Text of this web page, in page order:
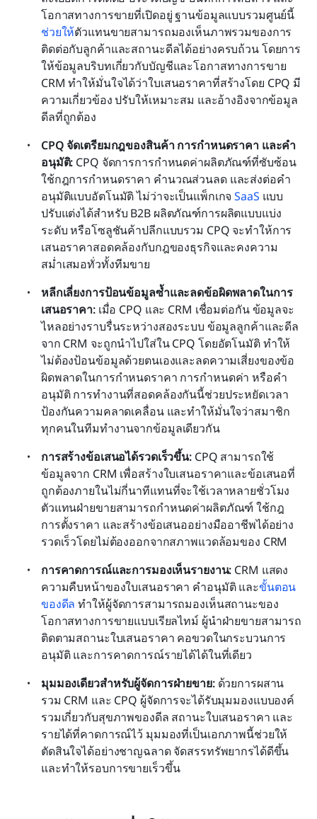
โอกาสทางการขายที่เปิดอยู่ ฐานข้อมูลแบบรวมศูนย์นี้
ช่วยให้ตัวแทนขายสามารถมองเห็นภาพรวมของการ
ติดต่อกับลูกค้าและสถานะดีลได้อย่างครบถ้วน โดยการ
ให้ข้อมูลบริบทเกี่ยวกับบัญชีและโอกาสทางการขาย
CRM ทำให้มั่นใจได้ว่าใบเสนอราคาที่สร้างโดย CPQ มี
ความเกี่ยวข้อง ปรับให้เหมาะสม และอ้างอิงจากข้อมูล
ดีลที่ถูกต้อง
CPQ จัดเตรียมกฎของสินค้า การกำหนดราคา และคำ
อนุมัติ: CPQ จัดการการกำหนดค่าผลิตภัณฑ์ที่ซับซ้อน
ใช้กฎการกำหนดราคา คำนวณส่วนลด และส่งต่อคำ
อนุมัติแบบอัตโนมัติ ไม่ว่าจะเป็นแพ็กเกจ SaaS แบบ
ปรับแต่งได้สำหรับ B2B ผลิตภัณฑ์การผลิตแบบแบ่ง
ระดับ หรือโซลูชันค้าปลีกแบบรวม CPQ จะทำให้การ
เสนอราคาสอดคล้องกับกฎของธุรกิจและคงความ
สม่ำเสมอทั่วทั้งทีมขาย
หลีกเลี่ยงการป้อนข้อมูลซ้ำและลดข้อผิดพลาดในการ
เสนอราคา: เมื่อ CPQ และ CRM เชื่อมต่อกัน ข้อมูลจะ
ไหลอย่างราบรื่นระหว่างสองระบบ ข้อมูลลูกค้าและดีล
จาก CRM จะถูกนำไปใส่ใน CPQ โดยอัตโนมัติ ทำให้
ไม่ต้องป้อนข้อมูลด้วยตนเองและลดความเสี่ยงของข้อ
ผิดพลาดในการกำหนดราคา การกำหนดค่า หรือคำ
อนุมัติ การทำงานที่สอดคล้องกันนี้ช่วยประหยัดเวลา
ป้องกันความคลาดเคลื่อน และทำให้มั่นใจว่าสมาชิก
ทุกคนในทีมทำงานจากข้อมูลเดียวกัน
การสร้างข้อเสนอได้รวดเร็วขึ้น: CPQ สามารถใช้
ข้อมูลจาก CRM เพื่อสร้างใบเสนอราคาและข้อเสนอที่
ถูกต้องภายในไม่กี่นาทีแทนที่จะใช้เวลาหลายชั่วโมง
ตัวแทนฝ่ายขายสามารถกำหนดค่าผลิตภัณฑ์ ใช้กฎ
การตั้งราคา และสร้างข้อเสนออย่างมืออาชีพได้อย่าง
รวดเร็วโดยไม่ต้องออกจากสภาพแวดล้อมของ CRM
การคาดการณ์และการมองเห็นรายงาน: CRM แสดง
ความคืบหน้าของใบเสนอราคา คำอนุมัติ และขั้นตอน
ของดีล ทำให้ผู้จัดการสามารถมองเห็นสถานะของ
โอกาสทางการขายแบบเรียลไทม์ ผู้นำฝ่ายขายสามารถ
ติดตามสถานะใบเสนอราคา คอขวดในกระบวนการ
อนุมัติ และการคาดการณ์รายได้ได้ในที่เดียว
มุมมองเดียวสำหรับผู้จัดการฝ่ายขาย: ด้วยการผสาน
รวม CRM และ CPQ ผู้จัดการจะได้รับมุมมองแบบองค์
รวมเกี่ยวกับสุขภาพของดีล สถานะใบเสนอราคา และ
รายได้ที่คาดการณ์ไว้ มุมมองที่เป็นเอกภาพนี้ช่วยให้
ตัดสินใจได้อย่างชาญฉลาด จัดสรรทรัพยากรได้ดีขึ้น
และทำให้รอบการขายเร็วขึ้น